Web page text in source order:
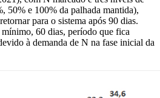
50% e 100% da palhada mantida),
para o sistema após 90 dias.
60 dias, período que fica
à demanda de N na fase inicial da